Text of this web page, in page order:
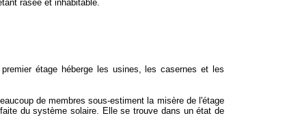
rasée et inhabitable.
étage héberge les usines, les casernes et les
de membres sous-estiment la misère de l'étage
du système solaire. Elle se trouve dans un état de